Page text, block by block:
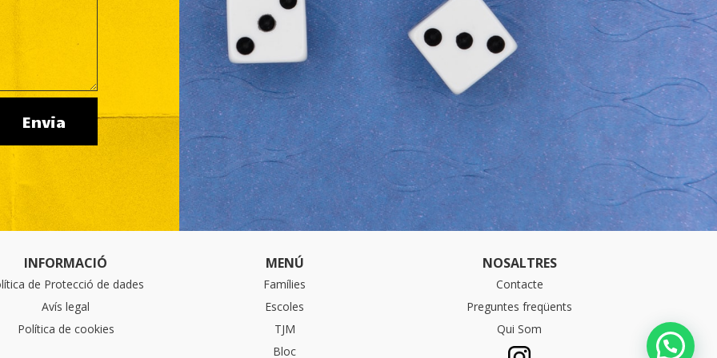
Envia
INFORMACIÓ
de Protecció de dades
Avís legal
Política de cookies
MENÚ
Famílies
Escoles
TJM
Bloc
NOSALTRES
Contacte
Preguntes freqüents
Qui Som